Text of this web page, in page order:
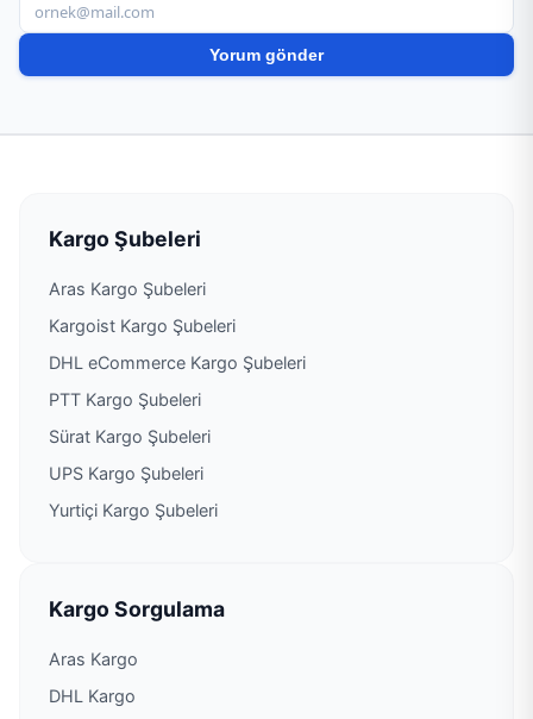
PTT Kargo Nusaybin Müdürlüğü
PTT Kargo Pınardere Acenteliği
PTT Kargo Savur Müdürlüğü
PTT Kargo Seyitler Acentesi
PTT Kargo Söğütlü Acenteliği
PTT Kargo Yeşilli Müdürlüğü
Kargo Şubeleri
Aras Kargo Şubeleri
Kargoist Kargo Şubeleri
DHL eCommerce Kargo Şubeleri
PTT Kargo Şubeleri
Sürat Kargo Şubeleri
UPS Kargo Şubeleri
Yurtiçi Kargo Şubeleri
Kargo Sorgulama
Aras Kargo
DHL Kargo